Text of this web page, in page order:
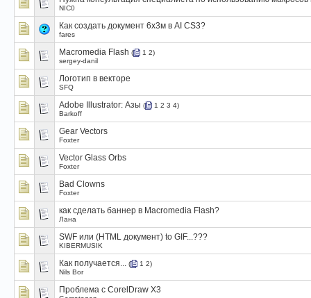
NIC0
Как создать документ 6х3м в AI CS3?
fares
Macromedia Flash ( 1 2)
sergey-danil
Логотип в векторе
SFQ
Adobe Illustrator: Азы ( 1 2 3 4)
Barkoff
Gear Vectors
Foxter
Vector Glass Orbs
Foxter
Bad Clowns
Foxter
как сделать баннер в Macromedia Flash?
Лана
SWF или (HTML документ) to GIF...???
KIBERMUSIK
Как получается... ( 1 2)
Nils Bor
Проблема с CorelDraw X3